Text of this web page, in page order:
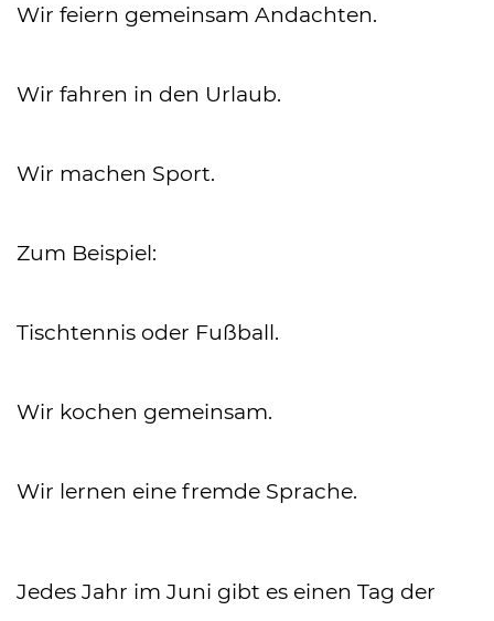
Wir feiern gemeinsam Andachten.
Wir fahren in den Urlaub.
Wir machen Sport.
Zum Beispiel:
Tischtennis oder Fußball.
Wir kochen gemeinsam.
Wir lernen eine fremde Sprache.
Jedes Jahr im Juni gibt es einen Tag der